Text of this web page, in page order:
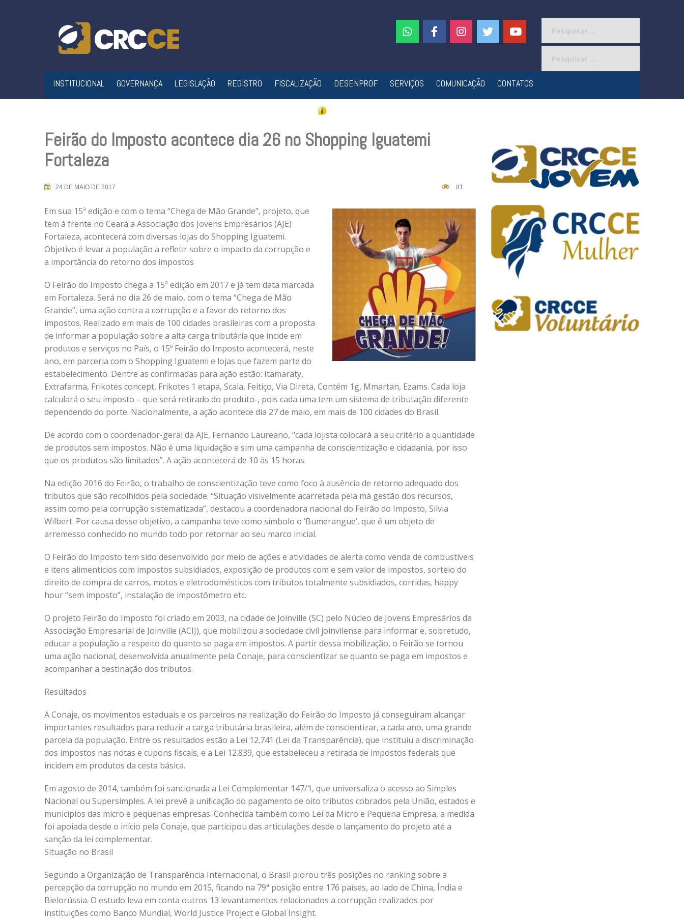
INSTITUCIONAL GOVERNANÇA LEGISLAÇÃO REGISTRO FISCALIZAÇÃO DESENPROF SERVIÇOS COMUNICAÇÃO CONTATOS
Feirão do Imposto acontece dia 26 no Shopping Iguatemi
Fortaleza
24 DE MAIO DE 2017 81
Em sua 15ª edição e com o tema “Chega de Mão Grande”, projeto, que
tem à frente no Ceará a Associação dos Jovens Empresários (AJE)
Fortaleza, acontecerá com diversas lojas do Shopping Iguatemi.
Objetivo é levar a população a refletir sobre o impacto da corrupção e
a importância do retorno dos impostos
O Feirão do Imposto chega a 15ª edição em 2017 e já tem data marcada
em Fortaleza. Será no dia 26 de maio, com o tema “Chega de Mão
Grande”, uma ação contra a corrupção e a favor do retorno dos
impostos. Realizado em mais de 100 cidades brasileiras com a proposta
de informar a população sobre a alta carga tributária que incide em
produtos e serviços no País, o 15º Feirão do Imposto acontecerá, neste
ano, em parceria com o Shopping Iguatemi e lojas que fazem parte do
estabelecimento. Dentre as confirmadas para ação estão: Itamaraty,
Extrafarma, Frikotes concept, Frikotes 1 etapa, Scala, Feitiço, Via Direta, Contém 1g, Mmartan, Ezams. Cada loja
calculará o seu imposto – que será retirado do produto-, pois cada uma tem um sistema de tributação diferente
dependendo do porte. Nacionalmente, a ação acontece dia 27 de maio, em mais de 100 cidades do Brasil.
De acordo com o coordenador-geral da AJE, Fernando Laureano, “cada lojista colocará a seu critério a quantidade
de produtos sem impostos. Não é uma liquidação e sim uma campanha de conscientização e cidadania, por isso
que os produtos são limitados”. A ação acontecerá de 10 às 15 horas.
Na edição 2016 do Feirão, o trabalho de conscientização teve como foco à ausência de retorno adequado dos
tributos que são recolhidos pela sociedade. “Situação visivelmente acarretada pela má gestão dos recursos,
assim como pela corrupção sistematizada”, destacou a coordenadora nacional do Feirão do Imposto, Silvia
Wilbert. Por causa desse objetivo, a campanha teve como símbolo o ‘Bumerangue’, que é um objeto de
arremesso conhecido no mundo todo por retornar ao seu marco inicial.
O Feirão do Imposto tem sido desenvolvido por meio de ações e atividades de alerta como venda de combustíveis
e itens alimentícios com impostos subsidiados, exposição de produtos com e sem valor de impostos, sorteio do
direito de compra de carros, motos e eletrodomésticos com tributos totalmente subsidiados, corridas, happy
hour “sem imposto”, instalação de impostômetro etc.
O projeto Feirão do Imposto foi criado em 2003, na cidade de Joinville (SC) pelo Núcleo de Jovens Empresários da
Associação Empresarial de Joinville (ACIJ), que mobilizou a sociedade civil joinvilense para informar e, sobretudo,
educar a população a respeito do quanto se paga em impostos. A partir dessa mobilização, o Feirão se tornou
uma ação nacional, desenvolvida anualmente pela Conaje, para conscientizar se quanto se paga em impostos e
acompanhar a destinação dos tributos.
Resultados
A Conaje, os movimentos estaduais e os parceiros na realização do Feirão do Imposto já conseguiram alcançar
importantes resultados para reduzir a carga tributária brasileira, além de conscientizar, a cada ano, uma grande
parcela da população. Entre os resultados estão a Lei 12.741 (Lei da Transparência), que instituiu a discriminação
dos impostos nas notas e cupons fiscais, e a Lei 12.839, que estabeleceu a retirada de impostos federais que
incidem em produtos da cesta básica.
Em agosto de 2014, também foi sancionada a Lei Complementar 147/1, que universaliza o acesso ao Simples
Nacional ou Supersimples. A lei prevê a unificação do pagamento de oito tributos cobrados pela União, estados e
municípios das micro e pequenas empresas. Conhecida também como Lei da Micro e Pequena Empresa, a medida
foi apoiada desde o início pela Conaje, que participou das articulações desde o lançamento do projeto até a
sanção da lei complementar.
Situação no Brasil
Segundo a Organização de Transparência Internacional, o Brasil piorou três posições no ranking sobre a
percepção da corrupção no mundo em 2015, ficando na 79ª posição entre 176 países, ao lado de China, Índia e
Bielorússia. O estudo leva em conta outros 13 levantamentos relacionados a corrupção realizados por
instituições como Banco Mundial, World Justice Project e Global Insight.